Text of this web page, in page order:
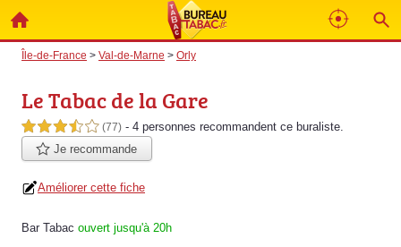
Île-de-France > Val-de-Marne > Orly
Le Tabac de la Gare
3,5 étoiles sur 5 (77) - 4 personnes recommandent ce buraliste.
Je recommande
Améliorer cette fiche
Bar Tabac ouvert jusqu'à 20h